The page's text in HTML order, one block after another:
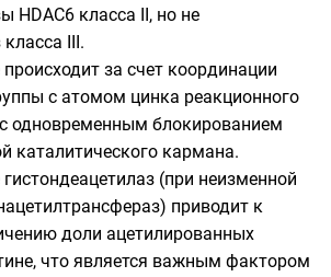
HDAC6 класса II, но не
III.
за счет координации
с атомом цинка реакционного
одновременным блокированием
каталитического кармана.
(при неизменной
) приводит к
доли ацетилированных
, что является важным фактором